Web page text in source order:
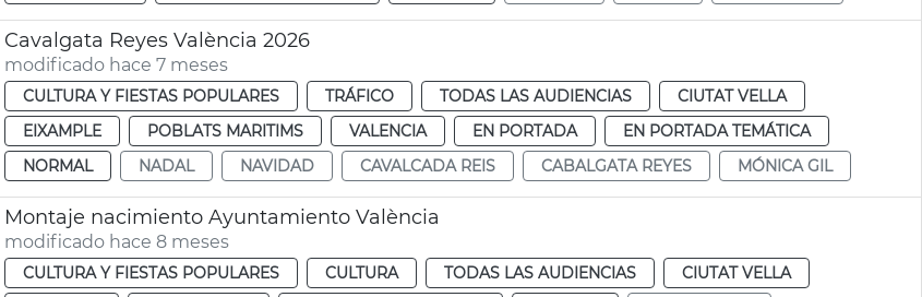
Cavalgata Reyes València 2026
modificado hace 7 meses
CULTURA Y FIESTAS POPULARES TRÁFICO TODAS LAS AUDIENCIAS
CIUTAT VELLA
EIXAMPLE
POBLATS MARITIMS VALENCIA EN PORTADA
EN PORTADA TEMÁTICA
NORMAL
NADAL NAVIDAD CAVALCADA REIS CABALGATA REYES MÓNICA GIL
Montaje nacimiento Ayuntamiento València
modificado hace 8 meses
CULTURA Y FIESTAS POPULARES CULTURA TODAS LAS AUDIENCIAS
CIUTAT VELLA